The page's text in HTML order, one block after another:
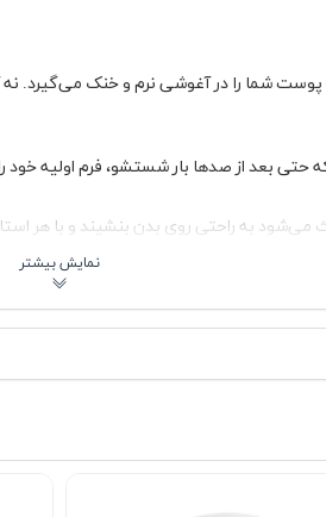
شما را در آغوشی نرم و خنک می‌گیرد.
حتی بعد از صدها بار شستشو، فرم اولیه
می‌شود به راحتی روی بدن بنشیند و با هر
چه طرفدار رنگ‌های کلاسیک باشید، چه
از تغییر رنگ یا سایز، همیشه مثل روز اول